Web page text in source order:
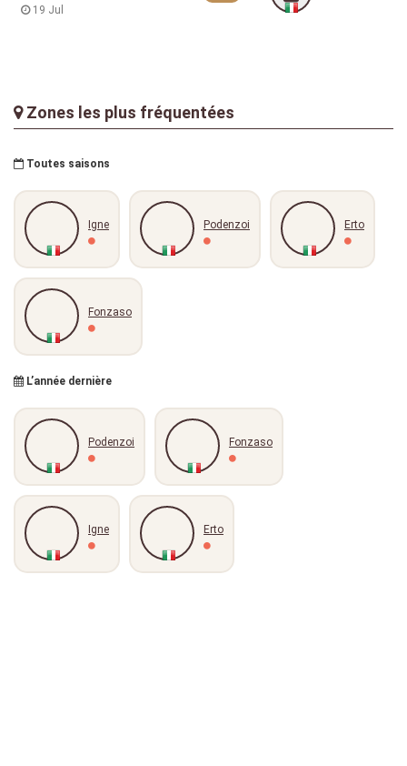
19 Jul
Zones les plus fréquentées
Toutes saisons
Igne Podenzoi Erto
Fonzaso
L’année dernière
Podenzoi Fonzaso
Igne Erto